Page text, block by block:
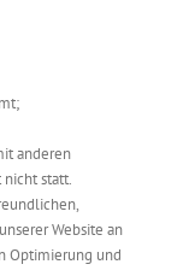
anderen
statt.
Website an
Optimierung und